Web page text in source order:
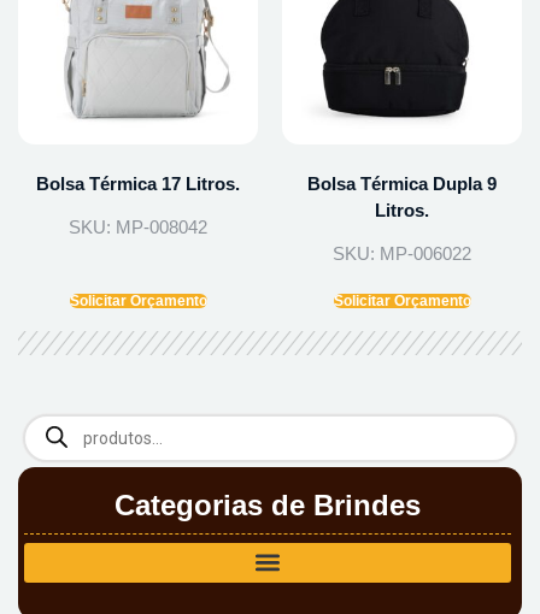
Categorias de Brindes
Bolsa Térmica 17 Litros.
SKU: MP-008042
Solicitar Orçamento
Bolsa Térmica Dupla 9
Litros.
SKU: MP-006022
Solicitar Orçamento